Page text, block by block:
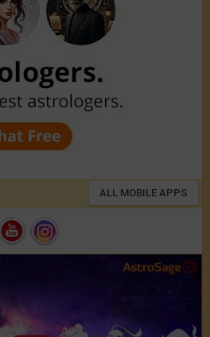
ALL MOBILE APPS